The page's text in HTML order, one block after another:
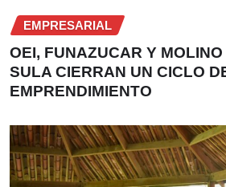
EMPRESARIAL
OEI, FUNAZUCAR Y
SULA CIERRAN UN CICLO
EMPRENDIMIENTO